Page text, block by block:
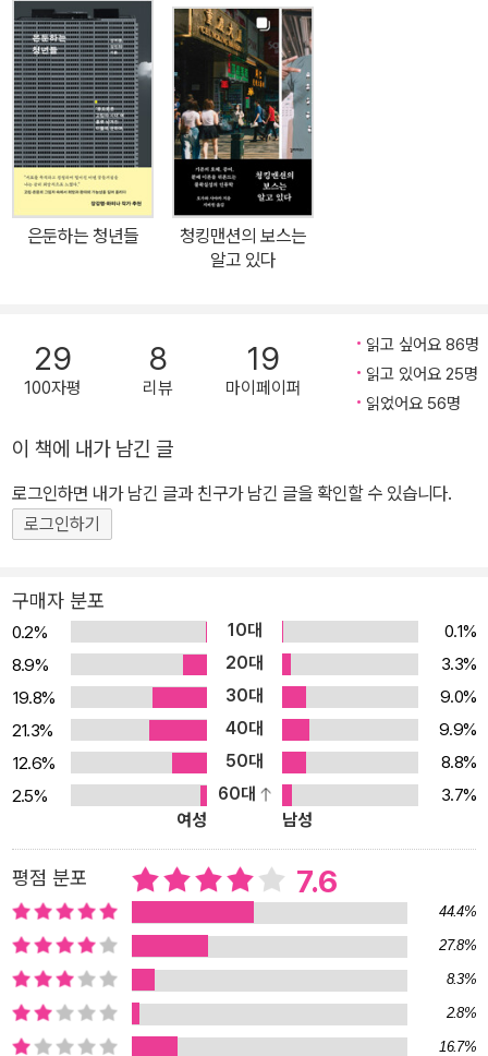
고시원, 다세대주택, 임대아파트 단지에 살면서 지척의 가난을 보고,
듣고, 냄새 맡는다. (…) 어디 인간뿐인가. 자연에 대한 수탈과 착취에
따른 비인간 생명의 아우성은 전염병, 홍수, 산불 등 인간이 포착 가능
한 형태로 번역되어 극히 일부분일지언정 그 모습을 드러낸다. 이 책
은 인류학자인 내가 경험적 연구를 통해 빈곤을 학술적·실천적 주제
로 등장시켜온 과정에 대한 기록이다. 지난 20여 년간 한국과 중국의
여러 현장을 기웃거리면서, 나는 우리가 주목해야 할 빈곤을 새롭게
발견하고 쟁점화하는 작업에 노력을 기울였다. 무허가 판자촌, 공장
지대, 슬럼화된 노동자 거주지 등 빈곤의 전형성이 도드라진 현장에
에서 빈곤이 실존의 불안으로 현상하는 공통성을 포착했다. (…) 인구
다수가 불평등 구조의 피해자를 자처하는 ‘경계 없는 불평등’의 시대,
다른 한편에선 금융자본주의와 팬데믹을 거치면서 부의 양극화가 가
하려면 어떤 접근이 필요할까? _「서문」 과정으로서의 빈곤 ―미궁과
진창 속 자기 자리를 찾아서 이 책은 빈곤을 과정으로 본다. 그 과정
속에서 ‘빈곤이란 무엇인가, 빈자란 누구인가’라는 질문에 대한 답은
을 둘러보면 다시 “어디에도 없는” 것이 된다. 돈 없고 집 없고 먹을
것도 없고 돌봐줄 이도 없는 상태, 물질적 결핍과 경제적 고립, 약자,
피해자, 수급자, 의존자 따위의 전형적 분류로 답변되어왔던 이 질문
에 간단히 답하기를 부러 실패하고 내려진 답을 거듭 번복하면서, 빈
곤은 빈자에게 그렇듯 독자에게도 과정이 된다. 그것은 어떤 과정일
까? 도시 빈민, 공장노동자, 수급자, 불안한 청년, 농민공, 이주자, 여
성, 토착민, 노예, 그리고 역사 이전부터 착취당해온 비인간까지……
이 책에 소환되는 빈자에는 경계가 없다. 빈자의 외연은 이 사회의 통
치 방식과 그에 연루된 사람들의 관계 속에서 계속 확장된다. 가난한
이의 생활을 일정 기간 지켜보고 그의 생애 발걸음에 보폭을 맞추다
보면 물질적 궁박함으로 표상된 빈곤이란 상태가 실은 실존의 결핍을
메우려는 끝없는 분전이라는 것을 알 수 있다. 주어진 조건이 어찌됐
건 취약한 존재가 세계 속에서 진정한 자기 자리를 찾기 위해 부단히
노력하는 과정, 그것이 빈곤이라고 20년간 빈곤을 연구해온 저자는
이야기한다. “이 나라는 내가 진정으로 어떤 인간인지 알려고 하지 않
는다.”(117) 이 책의 문화기술지에 등장하는 어느 청년 노동자의 말
은둔하는 청년들
청킹맨션의 보스는
알고 있다
29
100자평
8
리뷰
19
마이페이퍼
읽고 싶어요 86명
읽고 있어요 25명
읽었어요 56명
이 책에 내가 남긴 글
로그인하면 내가 남긴 글과 친구가 남긴 글을 확인할 수 있습니다.
로그인하기
구매자 분포
0.2% 10대
0.1%
8.9%
20대
3.3%
19.8%
30대
9.0%
21.3%
40대
9.9%
12.6%
50대
8.8%
2.5%
60대
3.7%
여성
남성
평점 분포 7.6
44.4%
27.8%
8.3%
2.8%
16.7%